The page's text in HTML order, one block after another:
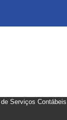
Serviços Contábeis